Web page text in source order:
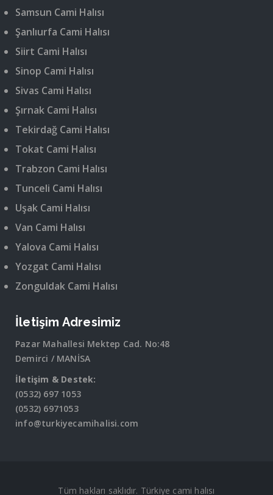
Samsun Cami Halısı
Şanlıurfa Cami Halısı
Siirt Cami Halısı
Sinop Cami Halısı
Sivas Cami Halısı
Şırnak Cami Halısı
Tekirdağ Cami Halısı
Tokat Cami Halısı
Trabzon Cami Halısı
Tunceli Cami Halısı
Uşak Cami Halısı
Van Cami Halısı
Yalova Cami Halısı
Yozgat Cami Halısı
Zonguldak Cami Halısı
İletişim Adresimiz
Pazar Mahallesi Mektep Cad. No:48
Demirci / MANİSA
İletişim & Destek:
(0532) 697 1053
(0532) 6971053
info@turkiyecamihalisi.com
Tüm hakları saklıdır. Türkiye cami halısı